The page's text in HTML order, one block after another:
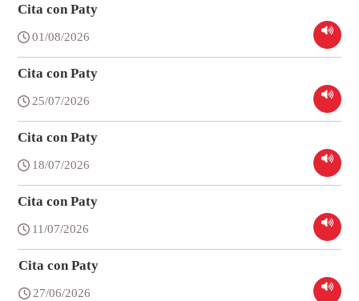
Cita con Paty
01/08/2026
Cita con Paty
25/07/2026
Cita con Paty
18/07/2026
Cita con Paty
11/07/2026
Cita con Paty
27/06/2026